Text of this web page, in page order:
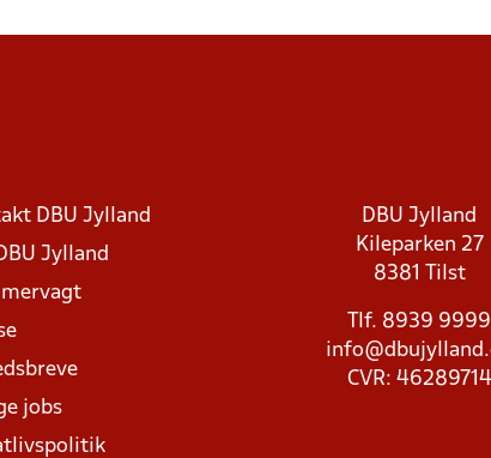
DBU Jylland
Jylland
jobs
DBU Jylland
Kileparken 27
8381 Tilst
Tlf. 8939 9999
CVR: 46289714